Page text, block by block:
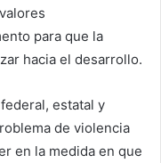
para que la
hacia el desarrollo.
estatal y
de violencia
en la medida en que